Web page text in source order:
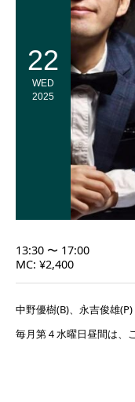
22
WED
2025
13:30 〜 17:00
MC: ¥2,400
中野優樹(B)、永吉俊雄(P)
毎月第４水曜日昼間は、